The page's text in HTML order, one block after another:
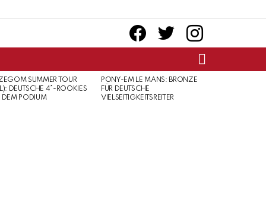
facebooktwitter instagram
SUMMER TOUR
DEUTSCHE 4*-ROOKIES
DEM PODIUM
PONY-EM LE MANS: BRONZE
FÜR DEUTSCHE
VIELSEITIGKEITSREITER